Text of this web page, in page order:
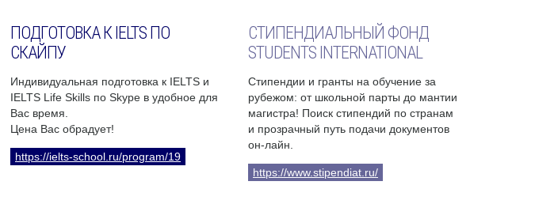
ПОДГОТОВКА К IELTS ПО
СКАЙПУ
Индивидуальная подготовка к IELTS и
IELTS Life Skills по Skype в удобное для
Вас время.
Цена Вас обрадует!
https://ielts-school.ru/program/19
СТИПЕНДИАЛЬНЫЙ ФОНД
STUDENTS INTERNATIONAL
Стипендии и гранты на обучение за
рубежом: от школьной парты до мантии
магистра! Поиск стипендий по странам
и прозрачный путь подачи документов
он-лайн.
https://www.stipendiat.ru/